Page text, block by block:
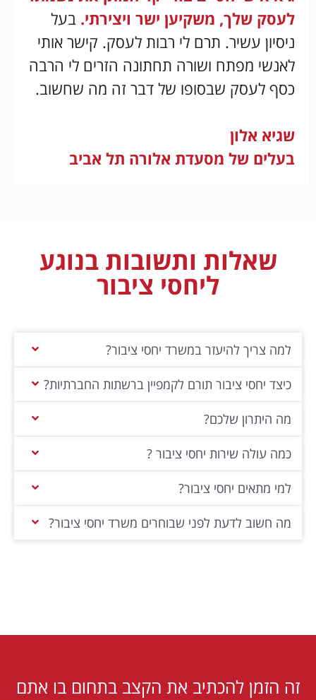
לעסק שלך, משקיען ישר ויצירתי. בעל
ניסיון עשיר. תרם לי רבות לעסק. קישר אותי
לאנשי מפתח ושורה תחתונה הזרים לי הרבה
כסף לעסק שבסופו של דבר זה מה שחשוב.
שגיא אלון
בעלים של מסעדת אלורה תל אביב
שאלות ותשובות בנוגע
ליחסי ציבור
למה צריך להיעזר במשרד יחסי ציבור?
כיצד יחסי ציבור תורם לקמפיין ברשתות החברתיות?
מה היתרון שלכם?
כמה עולה שירות יחסי ציבור ?
למי מתאים יחסי ציבור?
מה חשוב לדעת לפני שבוחרים משרד יחסי ציבור?
זה הזמן להכתיב את הקצב בתחום בו אתם